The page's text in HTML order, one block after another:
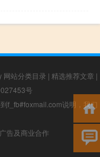
网站分类目录 | 精选推荐文章 |
号
f_fb#foxmail.com说明，我们
告及商业合作